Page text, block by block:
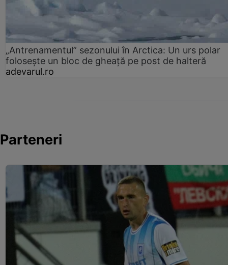
„Antrenamentul” sezonului în Arctica: Un urs polar
folosește un bloc de gheață pe post de halteră
adevarul.ro
Parteneri